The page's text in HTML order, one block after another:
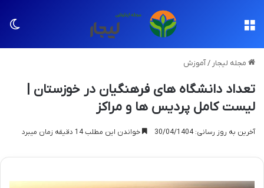
مجله لیجار /آموزش
تعداد دانشگاه های فرهنگیان در خوزستان |
لیست کامل پردیس ها و مراکز
آخرین به روز رسانی: 30/04/1404 خواندن این مطلب 14 دقیقه زمان میبرد